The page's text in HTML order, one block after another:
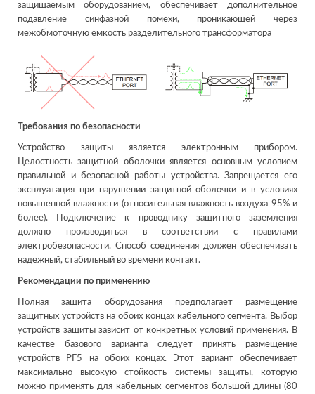
защищаемым оборудованием, обеспечивает дополнительное
подавление синфазной помехи, проникающей через
межобмоточную емкость разделительного трансформатора
Требования по безопасности
Устройство защиты является электронным прибором.
Целостность защитной оболочки является основным условием
правильной и безопасной работы устройства. Запрещается его
эксплуатация при нарушении защитной оболочки и в условиях
повышенной влажности (относительная влажность воздуха 95% и
более). Подключение к проводнику защитного заземления
должно производиться в соответствии с правилами
электробезопасности. Способ соединения должен обеспечивать
надежный, стабильный во времени контакт.
Рекомендации по применению
Полная защита оборудования предполагает размещение
защитных устройств на обоих концах кабельного сегмента. Выбор
устройств защиты зависит от конкретных условий применения. В
качестве базового варианта следует принять размещение
устройств РГ5 на обоих концах. Этот вариант обеспечивает
максимально высокую стойкость системы защиты, которую
можно применять для кабельных сегментов большой длины (80